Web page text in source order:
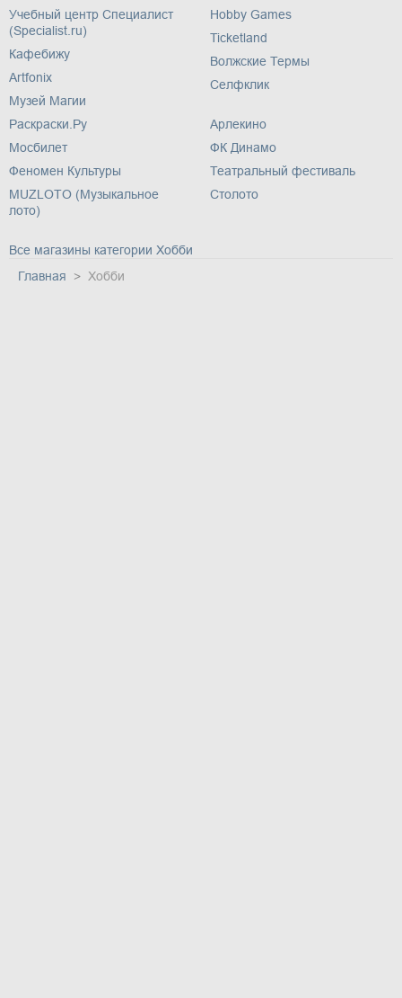
Учебный центр Специалист
(Specialist.ru)
Кафебижу
Artfonix
Музей Магии
Hobby Games
Ticketland
Волжские Термы
Селфклик
Раскраски.Ру
Мосбилет
Феномен Культуры
MUZLOTO (Музыкальное
лото)
Арлекино
ФК Динамо
Театральный фестиваль
Столото
Все магазины категории Хобби
Главная
Хобби